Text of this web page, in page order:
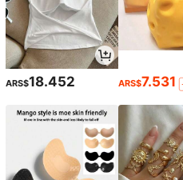
ARS$18.452 ARS$7.531